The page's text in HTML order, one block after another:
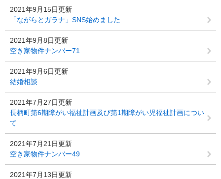
2021年9月15日更新
「ながらとガラナ」SNS始めました
2021年9月8日更新
空き家物件ナンバー71
2021年9月6日更新
結婚相談
2021年7月27日更新
長柄町第6期障がい福祉計画及び第1期障がい児福祉計画につい
て
2021年7月21日更新
空き家物件ナンバー49
2021年7月13日更新